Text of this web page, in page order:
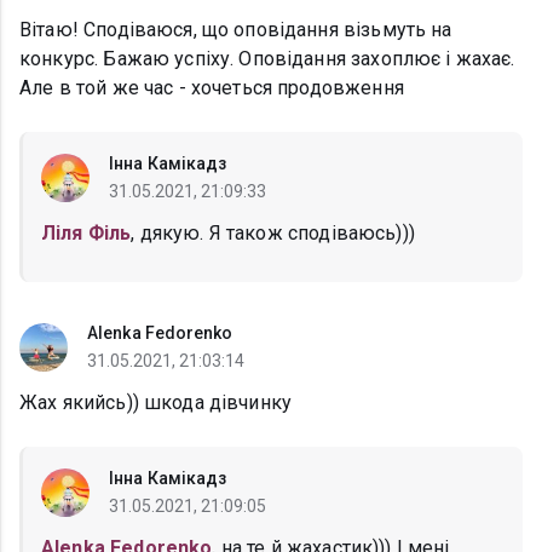
Вітаю! Сподіваюся, що оповідання візьмуть на
конкурс. Бажаю успіху. Оповідання захоплює і жахає.
Але в той же час - хочеться продовження
Інна Камікадз
31.05.2021, 21:09:33
Ліля Філь, дякую. Я також сподіваюсь)))
Alenka Fedorenko
31.05.2021, 21:03:14
Жах якийсь)) шкода дівчинку
Інна Камікадз
31.05.2021, 21:09:05